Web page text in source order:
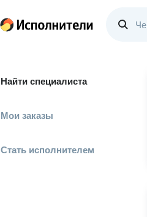
Найти специалиста
Мои заказы
Стать исполнителем